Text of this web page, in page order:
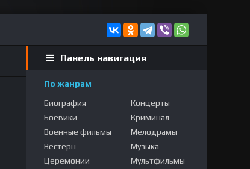
Панель навигация
По жанрам
Биография
Боевики
Военные фильмы
Вестерн
Церемонии
Концерты
Криминал
Мелодрамы
Музыка
Мультфильмы